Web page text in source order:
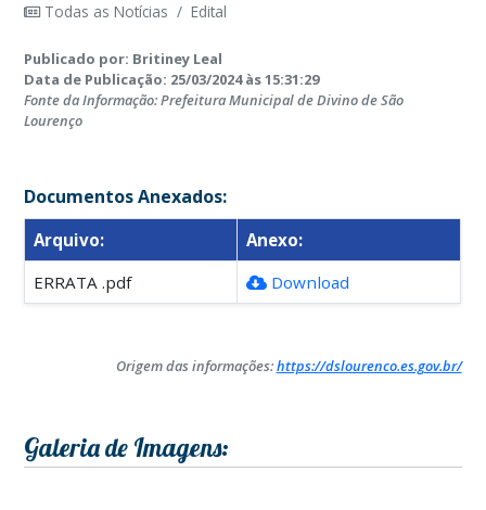
Todas as Notícias / Edital
Publicado por: Britiney Leal
Data de Publicação: 25/03/2024 às 15:31:29
Fonte da Informação: Prefeitura Municipal de Divino de São
Lourenço
Documentos Anexados:
Arquivo:
Anexo:
ERRATA .pdf
Download
Origem das informações:https://dslourenco.es.gov.br/
Galeria de Imagens: